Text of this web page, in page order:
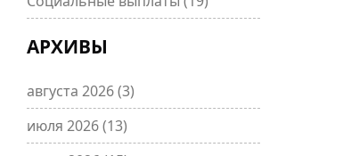
АРХИВЫ
августа 2026(3)
июля 2026(13)